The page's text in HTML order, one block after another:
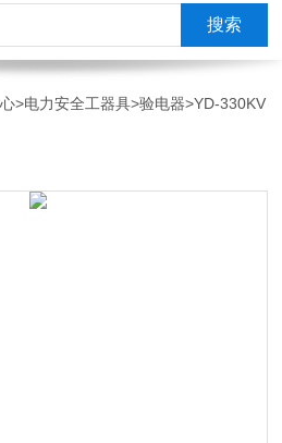
>电力安全工器具>验电器>YD-330KV